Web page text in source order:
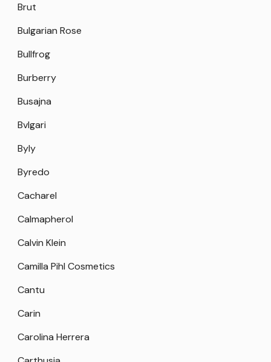
Brut
Bulgarian Rose
Bullfrog
Burberry
Busajna
Bvlgari
Byly
Byredo
Cacharel
Calmapherol
Calvin Klein
Camilla Pihl Cosmetics
Cantu
Carin
Carolina Herrera